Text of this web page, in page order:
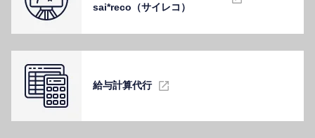
sai*reco（サイレコ）
給与計算代⾏